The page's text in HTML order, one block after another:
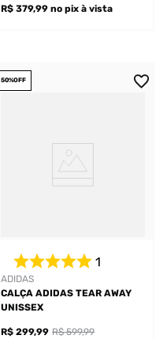
R$ 379,99 no pix à vista
50%OFF
ADIDAS
1
CALÇA ADIDAS TEAR AWAY
UNISSEX
R$ 299,99 R$ 599,99